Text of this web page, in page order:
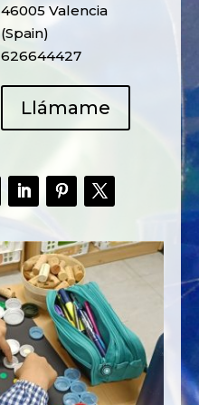
46005 Valencia
(Spain)
626644427
Llámame